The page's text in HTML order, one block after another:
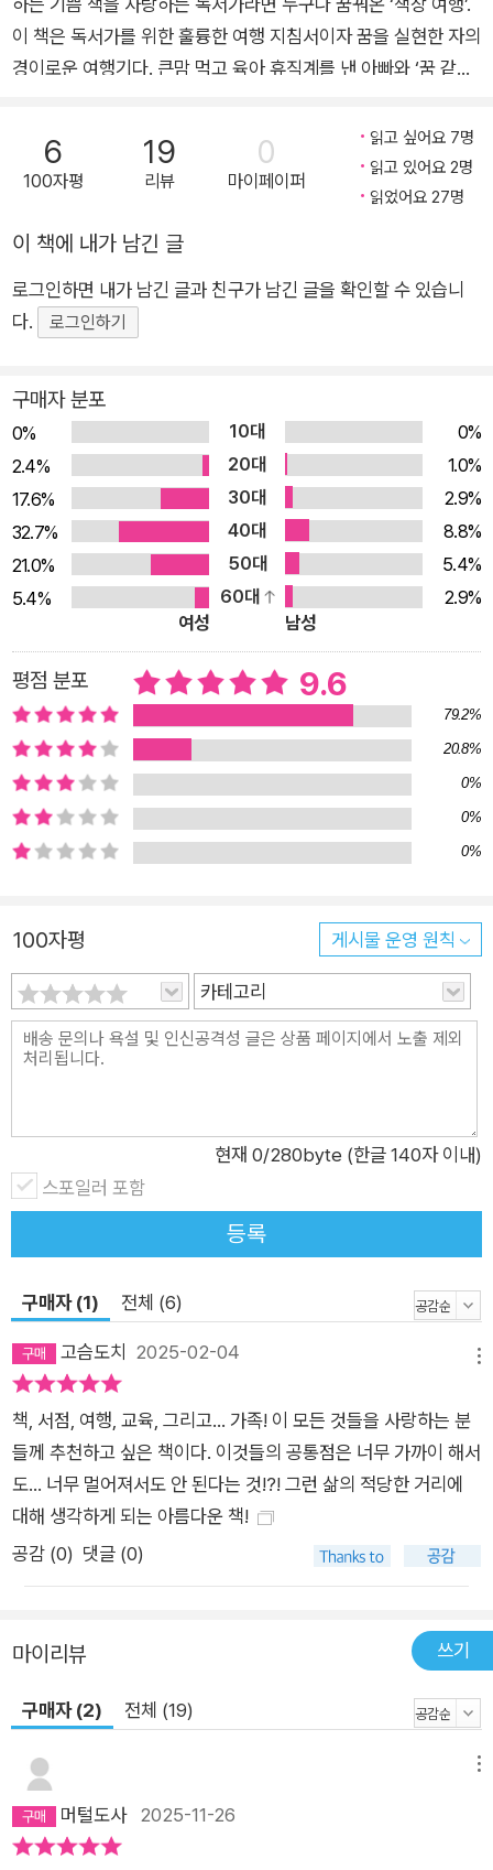
이 책은 독서가를 위한 훌륭한 여행 지침서이자 꿈을 실현한 자의
경이로운 여행기다. 큰맘 먹고 육아 휴직계를 낸 아빠와 ‘꿈 같은’
족애로 똘똘 뭉친 ‘모모 파밀리아’는 유럽 24개 나라의 역사를 간
직한 위대한 도서관은 물론 구도심 한편의 소박한 책방들을 찾아
나선다. 책을 주제로 한 대화는 만국 공통의 소통 방법이다. 언어
끝내 책 너머의 사람을 향한 이야기로 나아간다. 지은이와 편집자
·마케터·서점 판매원·도서관 사서 그리고 책을 집어 든 독자까지.
로마 카사나텐세 도서관 사서와의 일화, 포르투갈 국민 동화 작가
에피소드다. 이 책은 유럽의 또 다른 매력을 발견하게 해준다. 오
랜 기간 준비한 여행인 만큼, 모모 파밀리아가 방문한 책장들은
그 이름만 들어도 여행 욕구가 샘솟는다. 익히 유명한 렐루 서점
과 파리의 셰익스피어 앤 컴퍼니는 물론, 에스토니아 탈린의 중앙
도서관, 보스니아 헤르체고비나의 비하치의 공립 도서관 등 저마
다 역사·문화적으로 의미 깊은 책장들이 등장한다. 호기심 가득한
시선으로 다가간 유럽의 책장들은 여행자에게 다정하게 말을 건
넨다. 모모 파밀리아의 여행을 보고 있자면, 책장 곁의 사람들이
역할, 책의 본질, 책의 앞날에 관한 이야기로 가지를 뻗어 나간다.
여기에 더해 작가 부부가 곳곳에서 만난 아름다운 책장 사진들도
풍성하게 수록돼 있다. 아울러 아이들의 생각이 무럭무럭 자라나
는 과정이 담긴 '생각거리'도 말미에 실렸다. 방문한 책장이 기록
된 지도는 QR 코드로 책에 삽입되어, 누구나 언제든 랜선 책장
여행을 떠날 수 있다. 책장 곁의 사람, 책 너머의 사람들 책은 결
국 사람과의 대화다 문해력 논란은 물론, 독서율이 급감한다는 소
독서 인구는 점점 줄어든다. 단언컨대 책을 통해 그 너머의 삶을
만나는 기회도 줄고 있다. 그런데 유럽의 풍경은 우리와 다르다.
셰익스피어의 뒤를 이어 조앤 롤링이 등장한 영국은, 제3의 셰익
스피어를 기다리며 문학가를 존숭한다. 지중해 크루즈든 미술관
이든 어디서나 책을 접할 수 있고, 따스한 햇볕이 내리쬐는 해변
트해 연안의 아름다운 이 도시는 광장은 물론 허름한 길가의 골목
조차 책에 대한 사랑으로 가득하다. 책을 자기 키만큼 쌓아두고
읽는 책벌레가 넘쳐난다. 지역 불문, 장소 불문, 유럽의 책장 곁에
는 다정한 ‘사람’이 있다. 유럽의 그 흔한 소매치기도, 불쾌한 인
삶을 존중한다. 결국, 책장 곁의 사람이 우리의 손길을 책으로 이
끈다. 다정한 말 한마디. 책에 담긴 작가의 진심을 독자에게 전달
하려는 마음. 그것이 바로 유럽의 작은 서점과 도서관이 지닌 미
덕이자, 유럽인이 책을 가까이하는 이유 중 하나일 것이다. 책 속
작가의 삶을 이해하고 그 메시지를 독자에게 전달하려는 노력, 그
마음을 전달하는 책장만이 독자의 발길을 이끈다. 그것이 ‘유럽의
다정한 책장들’이 전하는 메시지다. 작가는 말한다. 문해력 위기
심은 타인에 대한 무관심이라고. 이 책은 우리가 왜 읽어야 하는
은 활자 너머로 타인의 생각을 경청하고 이해하려는 소통에 있다.
읽는 건 책일지 몰라도 궁극으로 읽고 이해하려는 것은 사람이다.
문해력을 외면하자 늘어난 건 무례와 불통과 인간성 상실이 아니
었던가. 더 이상 인간은 서로 말하지 않고, 이해하지 않으며, 마주
하지조차 않게 되었다. 조만간 책이 유물이 되는 날 그 옆에 같이
전시될 유물은 인간이 될지도 모른다.” - ‘프롤로그’에서
6
100자평
19
리뷰
0
마이페이퍼
읽고 싶어요 7명
읽고 있어요 2명
읽었어요 27명
이 책에 내가 남긴 글
로그인하면 내가 남긴 글과 친구가 남긴 글을 확인할 수 있습니
다.
로그인하기
구매자 분포
0% 10대
0%
2.4%
20대
1.0%
17.6%
30대
2.9%
32.7%
40대
8.8%
21.0%
50대
5.4%
5.4%
60대
2.9%
여성
남성
평점 분포 9.6
79.2%
20.8%
0%
0%
0%
100자평 게시물 운영 원칙
카테고리
현재 0/280byte (한글 140자 이내)
스포일러 포함
등록
구매자 (1) 전체 (6)
고슴도치 2025-02-04
책, 서점, 여행, 교육, 그리고… 가족! 이 모든 것들을 사랑하는 분
들께 추천하고 싶은 책이다. 이것들의 공통점은 너무 가까이 해서
도… 너무 멀어져서도 안 된다는 것!?! 그런 삶의 적당한 거리에
대해 생각하게 되는 아름다운 책!
공감 (0) 댓글 (0)
마이리뷰 쓰기
구매자 (2) 전체 (19)
머털도사2025-11-26